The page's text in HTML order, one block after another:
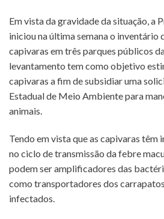
Em vista da gravidade da situação, a
iniciou na última semana o inventário
capivaras em três parques públicos
levantamento tem como objetivo
capivaras a fim de subsidiar uma
Estadual de Meio Ambiente para
animais.
Tendo em vista que as capivaras
no ciclo de transmissão da febre
podem ser amplificadores das
como transportadores dos
infectados.